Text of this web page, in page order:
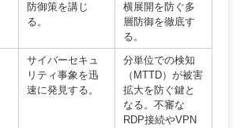
防御策を講じ
る。
横展開を防ぐ多
層防御を徹底す
る。
サイバーセキュ
リティ事象を迅
速に発見する。
分単位での検知
（MTTD）が被害
拡大を防ぐ鍵と
なる。不審な
RDP接続やVPN